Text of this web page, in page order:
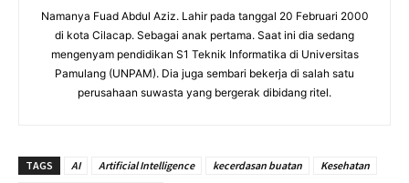
Namanya Fuad Abdul Aziz. Lahir pada tanggal 20 Februari 2000
di kota Cilacap. Sebagai anak pertama. Saat ini dia sedang
mengenyam pendidikan S1 Teknik Informatika di Universitas
Pamulang (UNPAM). Dia juga sembari bekerja di salah satu
perusahaan suwasta yang bergerak dibidang ritel.
TAGS AI Artificial Intelligence kecerdasan buatan
Kesehatan